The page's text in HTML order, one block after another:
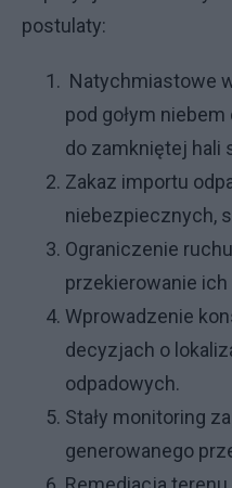
postulaty:
Natychmiastowe
pod gołym
do zamkniętej hali
Zakaz importu
niebezpiecznych,
Ograniczenie
przekierowanie
Wprowadzenie
decyzjach o
odpadowych.
Stały monitoring
generowanego